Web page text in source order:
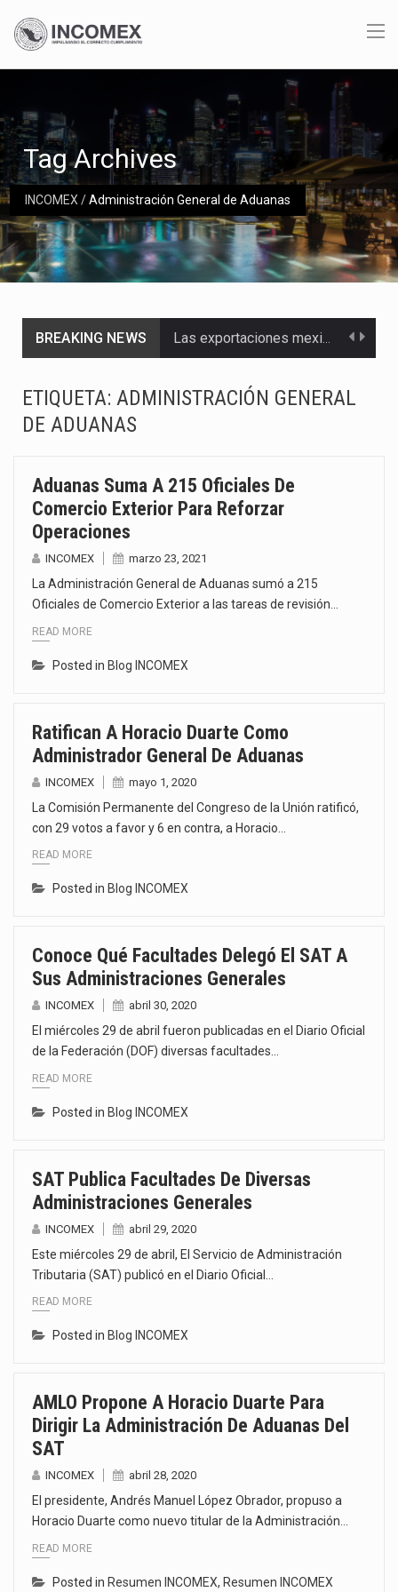
INCOMEX/Administración General de Aduanas
Tag Archives
BREAKING NEWS Las exportaciones mexicanas de vehículos ligeros disminuyeron 9.67 % en julio a tasa anual, alcanzando…
ETIQUETA: ADMINISTRACIÓN GENERAL
DE ADUANAS
Aduanas Suma A 215 Oficiales De
Comercio Exterior Para Reforzar
Operaciones
INCOMEX marzo 23, 2021
La Administración General de Aduanas sumó a 215
Oficiales de Comercio Exterior a las tareas de revisión…
READ MORE
Posted in Blog INCOMEX
Ratifican A Horacio Duarte Como
Administrador General De Aduanas
INCOMEX mayo 1, 2020
La Comisión Permanente del Congreso de la Unión ratificó,
con 29 votos a favor y 6 en contra, a Horacio…
READ MORE
Posted in Blog INCOMEX
Conoce Qué Facultades Delegó El SAT A
Sus Administraciones Generales
INCOMEX abril 30, 2020
El miércoles 29 de abril fueron publicadas en el Diario Oficial
de la Federación (DOF) diversas facultades…
READ MORE
Posted in Blog INCOMEX
SAT Publica Facultades De Diversas
Administraciones Generales
INCOMEX abril 29, 2020
Este miércoles 29 de abril, El Servicio de Administración
Tributaria (SAT) publicó en el Diario Oficial…
READ MORE
Posted in Blog INCOMEX
AMLO Propone A Horacio Duarte Para
Dirigir La Administración De Aduanas Del
SAT
INCOMEX abril 28, 2020
El presidente, Andrés Manuel López Obrador, propuso a
Horacio Duarte como nuevo titular de la Administración…
READ MORE
Posted in Resumen INCOMEX, Resumen INCOMEX